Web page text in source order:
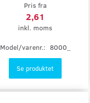
Pris fra
2,61
inkl. moms
Model/varenr.: 8000_
Se produktet